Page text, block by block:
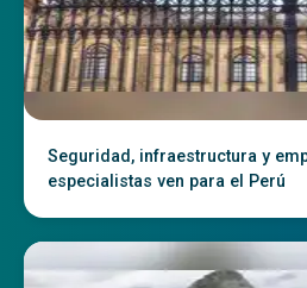
Seguridad, infraestructura y
especialistas ven para el Perú